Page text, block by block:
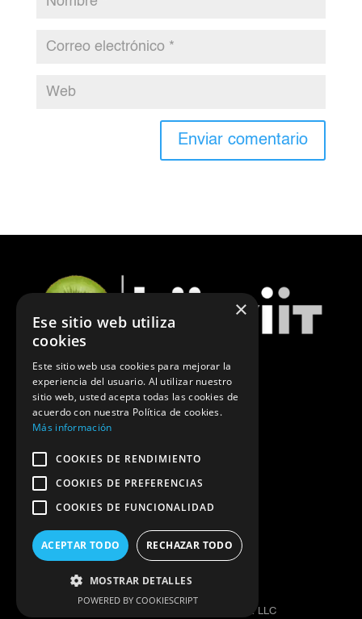
ÚLTIMAS NOTICIAS DE MARKETING
POLÍTICA DE PRIVACIDAD
KIIWIIT © MARKETING COMPLEX LLC
×
Ese sitio web utiliza
cookies
Este sitio web usa cookies para mejorar la
experiencia del usuario. Al utilizar nuestro
sitio web, usted acepta todas las cookies de
acuerdo con nuestra Política de cookies.
Más información
COOKIES DE RENDIMIENTO
COOKIES DE PREFERENCIAS
COOKIES DE FUNCIONALIDAD
ACEPTAR TODO RECHAZAR TODO
MOSTRAR DETALLES
POWERED BY COOKIESCRIPT